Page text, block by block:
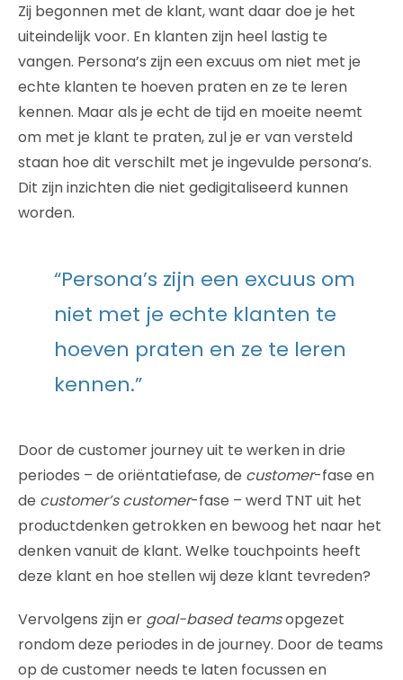
Zij begonnen met de klant, want daar doe je het
uiteindelijk voor. En klanten zijn heel lastig te
vangen. Persona’s zijn een excuus om niet met je
echte klanten te hoeven praten en ze te leren
kennen. Maar als je echt de tijd en moeite neemt
om met je klant te praten, zul je er van versteld
staan hoe dit verschilt met je ingevulde persona’s.
Dit zijn inzichten die niet gedigitaliseerd kunnen
worden.
“Persona’s zijn een excuus om
niet met je echte klanten te
hoeven praten en ze te leren
kennen.”
Door de customer journey uit te werken in drie
periodes – de oriëntatiefase, de customer-fase en
de customer’s customer-fase – werd TNT uit het
productdenken getrokken en bewoog het naar het
denken vanuit de klant. Welke touchpoints heeft
deze klant en hoe stellen wij deze klant tevreden?
Vervolgens zijn er goal-based teamsopgezet
rondom deze periodes in de journey. Door de teams
op de customer needs te laten focussen en